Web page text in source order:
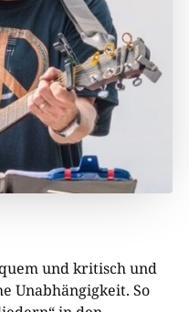
und kritisch und
Unabhängigkeit. So